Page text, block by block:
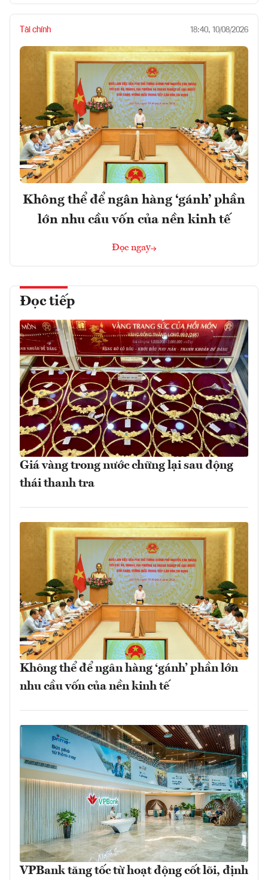
Tài chính 18:40, 10/08/2026
Không thể để ngân hàng ‘gánh’ phần
lớn nhu cầu vốn của nền kinh tế
Đọc ngay
Đọc tiếp
Giá vàng trong nước chững lại sau động
thái thanh tra
Không thể để ngân hàng ‘gánh’ phần lớn
nhu cầu vốn của nền kinh tế
VPBank tăng tốc từ hoạt động cốt lõi, định